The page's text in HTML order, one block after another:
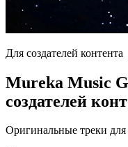
Для создателей контента
Mureka Music
создателей
Оригинальные треки для